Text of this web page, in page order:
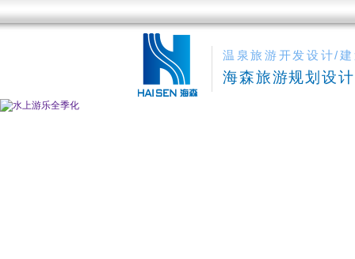
温泉旅游开发设计/
海森旅游规划设